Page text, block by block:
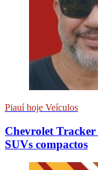
Piauí hoje Veículos
Chevrolet Tracker
SUVs compactos